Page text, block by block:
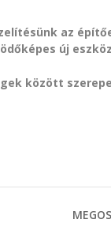
az
új
között